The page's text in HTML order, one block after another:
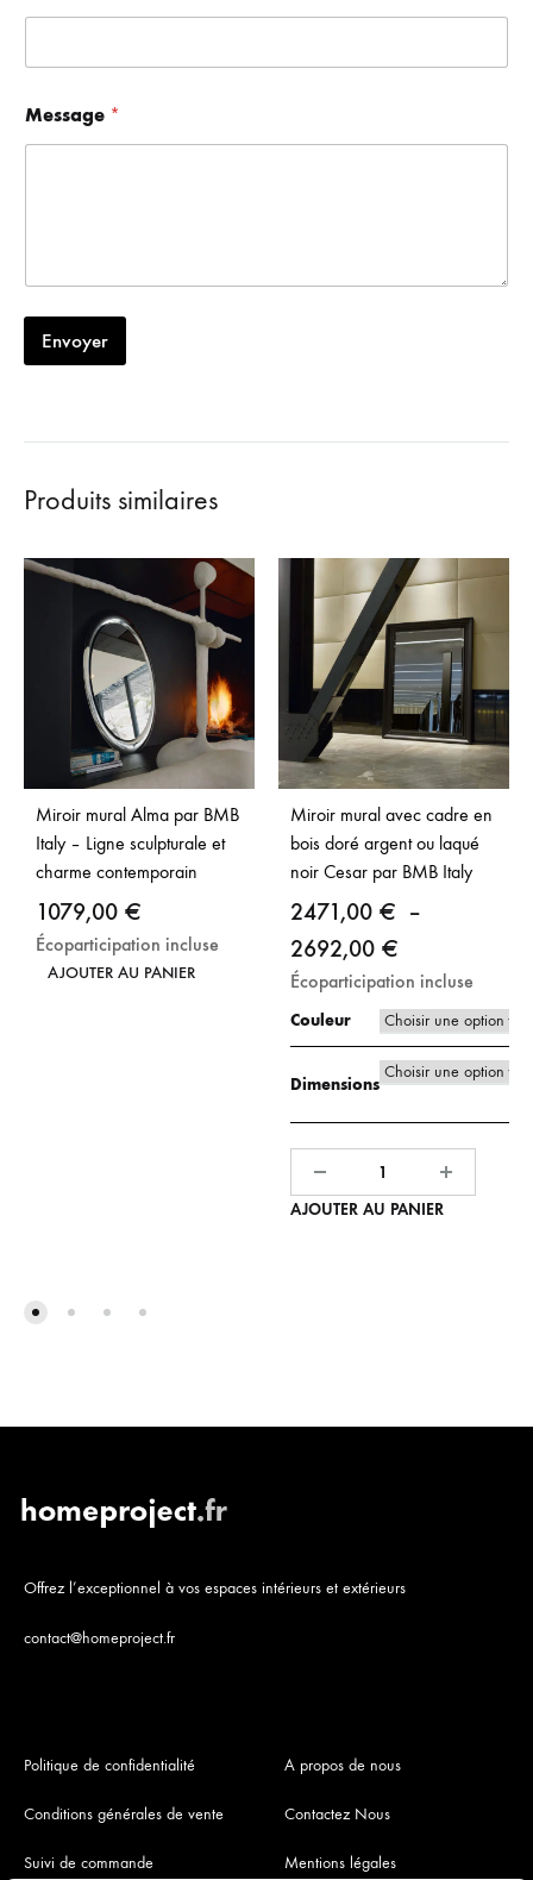
Message *
Envoyer
Produits similaires
Miroir mural Alma par BMB
Italy – Ligne sculpturale et
charme contemporain
1079,00 €
Écoparticipation incluse
AJOUTER AU PANIER
Miroir mural avec cadre en
bois doré argent ou laqué
noir Cesar par BMB Italy
2471,00 € –
2692,00 €
de
prix :
2471,00 €
à
2692,00 €
Écoparticipation incluse
Couleur
Dimensions
AJOUTER AU PANIER
Offrez l’exceptionnel à vos espaces intérieurs et extérieurs
contact@homeproject.fr
Politique de confidentialité
Conditions générales de vente
Suivi de commande
A propos de nous
Contactez Nous
Mentions légales